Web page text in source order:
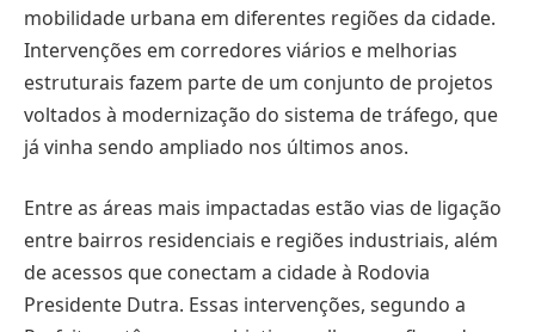
mobilidade urbana em diferentes regiões da cidade.
Intervenções em corredores viários e melhorias
estruturais fazem parte de um conjunto de projetos
voltados à modernização do sistema de tráfego, que
já vinha sendo ampliado nos últimos anos.
Entre as áreas mais impactadas estão vias de ligação
entre bairros residenciais e regiões industriais, além
de acessos que conectam a cidade à Rodovia
Presidente Dutra. Essas intervenções, segundo a